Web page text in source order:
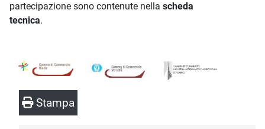
partecipazione sono contenute nella scheda
tecnica.
Stampa